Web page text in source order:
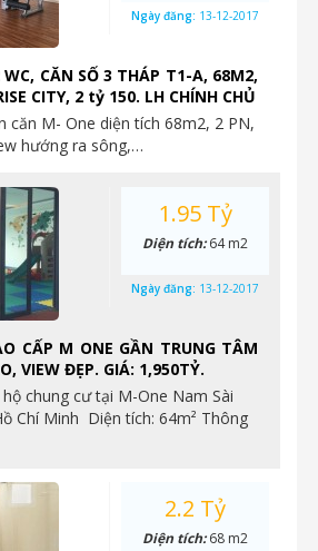
CĂN SỐ 3 THÁP T1-A, 68M2,
CITY, 2 tỷ 150. LH CHÍNH CHỦ
căn M- One diện tích 68m2, 2 PN,
hướng ra sông,…
Ngày đăng: 13-12-2017
CẤP M ONE GẦN TRUNG TÂM
VIEW ĐẸP. GIÁ: 1,950TỶ.
chung cư tại M-One Nam Sài
Chí Minh Diện tích: 64m² Thông
1.95 Tỷ
Diện tích:64 m2
Ngày đăng: 13-12-2017
2.2 Tỷ
Diện tích:68 m2